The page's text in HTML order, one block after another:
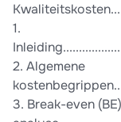
1.
2. Algemene
3. Break-even